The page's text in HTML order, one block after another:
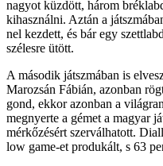
nagyot küzdött, három
kihasználni. Aztán a
nel kezdett, és bár egy
szélesre ütött.
A második játszmában is
Marozsán Fábián, azonban
gond, ekkor azonban a
megnyerte a gémet a magyar
mérkőzésért szerválhatott.
low game-et produkált, s 63